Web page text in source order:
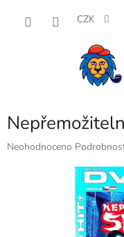
CZK
Průměrné
Neohodnoceno